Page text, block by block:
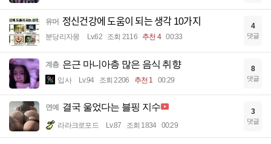
유머 정신건강에 도움이 되는 생각 10가지
분당리자몽 Lv.62 조회 2116 추천 4 00:33
4
댓글
계층 은근 마니아층 많은 음식 취향
입사 Lv.94 조회 2206 추천 1 00:29
8
댓글
연예 결국 울었다는 블핑 지수
라라크로포드 Lv.87 조회 1834 00:29
3
댓글